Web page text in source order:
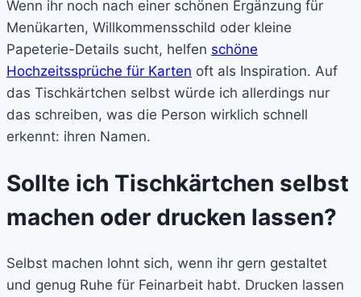
Wenn ihr noch nach einer schönen Ergänzung für
Menükarten, Willkommensschild oder kleine
Papeterie-Details sucht, helfen schöne
Hochzeitssprüche für Karten oft als Inspiration. Auf
das Tischkärtchen selbst würde ich allerdings nur
das schreiben, was die Person wirklich schnell
erkennt: ihren Namen.
Sollte ich Tischkärtchen selbst
machen oder drucken lassen?
Selbst machen lohnt sich, wenn ihr gern gestaltet
und genug Ruhe für Feinarbeit habt. Drucken lassen